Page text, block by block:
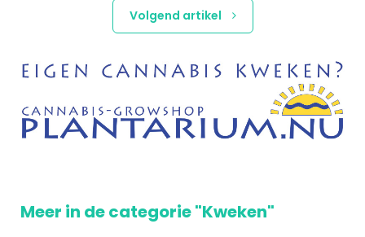
Volgend artikel
Meer in de categorie "Kweken"